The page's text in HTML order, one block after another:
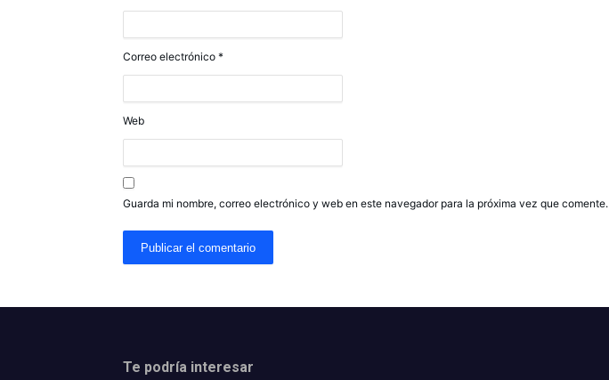
Correo electrónico *
Web
Guarda mi nombre, correo electrónico y web en este navegador para la próxima vez que comente.
Te podría interesar